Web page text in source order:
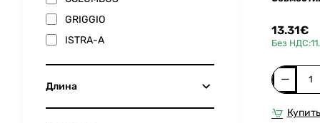
GRIGGIO
ISTRA-A
Длина
13.31€
Без
Резиновый
профиль